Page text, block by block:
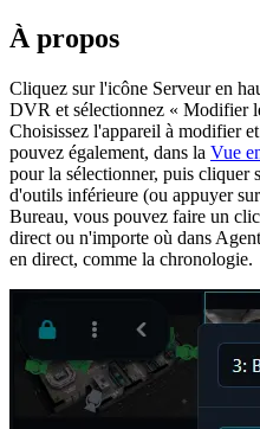
À propos
Cliquez sur l'icône Serveuren
DVR et sélectionnez « Modifier
Choisissez l'appareil à modifier
pouvez également, dans la Vue
pour la sélectionner, puis cliquer
d'outils inférieure (ou appuyer
Bureau, vous pouvez faire un
direct ou n'importe où dans
en direct, comme la chronologie.